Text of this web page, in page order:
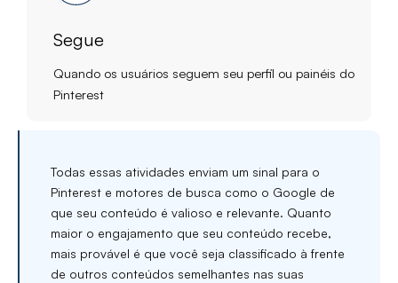
Segue
Quando os usuários seguem seu perfil ou painéis do
Pinterest
Todas essas atividades enviam um sinal para o
Pinterest e motores de busca como o Google de
que seu conteúdo é valioso e relevante. Quanto
maior o engajamento que seu conteúdo recebe,
mais provável é que você seja classificado à frente
de outros conteúdos semelhantes nas suas